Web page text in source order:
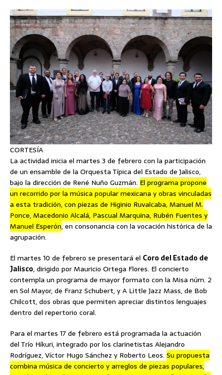
CORTESÍA
La actividad inicia el martes 3 de febrero con la participación
de un ensamble de la Orquesta Típica del Estado de Jalisco,
bajo la dirección de René Nuño Guzmán. El programa propone
un recorrido por la música popular mexicana y obras vinculadas
a esta tradición, con piezas de Higinio Ruvalcaba, Manuel M.
Ponce, Macedonio Alcalá, Pascual Marquina, Rubén Fuentes y
Manuel Esperón, en consonancia con la vocación histórica de la
agrupación.
El martes 10 de febrero se presentará el Coro del Estado de
Jalisco, dirigido por Mauricio Ortega Flores. El concierto
contempla un programa de mayor formato con la Misa núm. 2
en Sol Mayor, de Franz Schubert, y A Little Jazz Mass, de Bob
Chilcott, dos obras que permiten apreciar distintos lenguajes
dentro del repertorio coral.
Para el martes 17 de febrero está programada la actuación
del Trío Híkuri, integrado por los clarinetistas Alejandro
Rodríguez, Víctor Hugo Sánchez y Roberto Leos. Su propuesta
combina música de concierto y arreglos de piezas populares,